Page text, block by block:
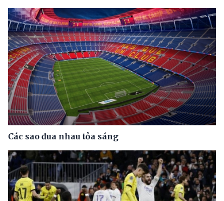
Các sao đua nhau tỏa sáng